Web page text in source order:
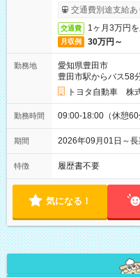
交通費別途支給あ
交通費 1ヶ月3万円
月収例 30万円～
勤務地
愛知県豊田市
豊田市駅からバス58
トヨタ自動車 株
勤務時間 09:00-18:00（休憩
期間 2026年09月01日～
特徴 履歴書不要
気になる！